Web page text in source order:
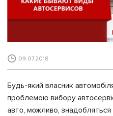
09.07.2018
Будь-який власник
проблемою вибору
авто, можливо,